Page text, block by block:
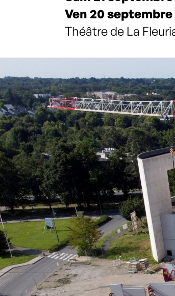
Ven 20 septembre
Théâtre de La